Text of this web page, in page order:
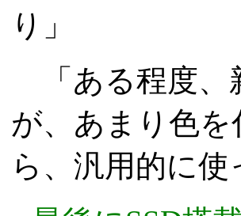
り」
「ある程度、
が、あまり色
ら、汎用的に